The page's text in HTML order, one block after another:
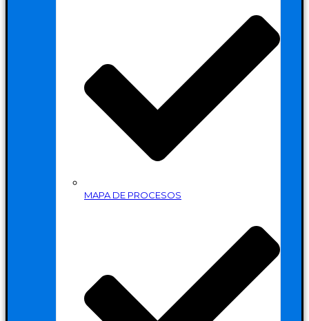
MAPA DE PROCESOS